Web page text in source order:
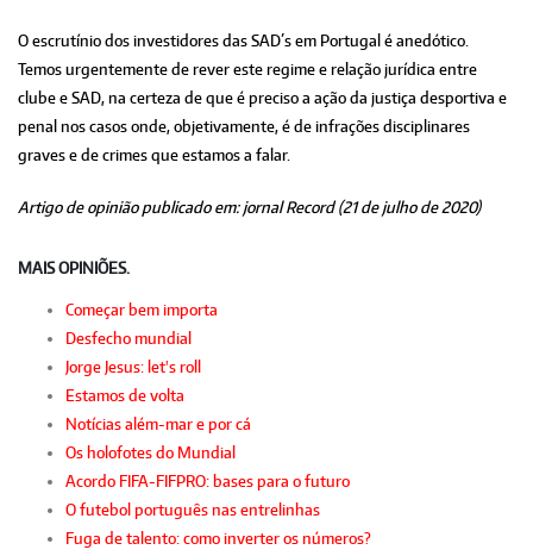
O escrutínio dos investidores das SAD´s em Portugal é anedótico.
Temos urgentemente de rever este regime e relação jurídica entre
clube e SAD, na certeza de que é preciso a ação da justiça desportiva e
penal nos casos onde, objetivamente, é de infrações disciplinares
graves e de crimes que estamos a falar.
Artigo de opinião publicado em: jornal Record (21 de julho de 2020)
MAIS OPINIÕES.
Começar bem importa
Desfecho mundial
Jorge Jesus: let's roll
Estamos de volta
Notícias além-mar e por cá
Os holofotes do Mundial
Acordo FIFA-FIFPRO: bases para o futuro
O futebol português nas entrelinhas
Fuga de talento: como inverter os números?